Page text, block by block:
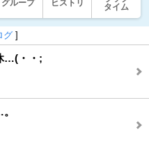
グループ ヒストリ
タイム
グ ]
…(・・;